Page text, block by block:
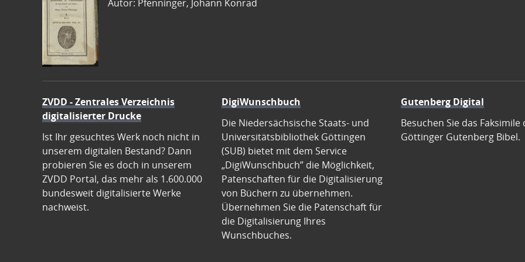
Autor: Pfenninger, Johann Konrad
ZVDD - Zentrales Verzeichnis
digitalisierter Drucke
Ist Ihr gesuchtes Werk noch nicht in
unserem digitalen Bestand? Dann
probieren Sie es doch in unserem
ZVDD Portal, das mehr als 1.600.000
bundesweit digitalisierte Werke
nachweist.
DigiWunschbuch
Die Niedersächsische Staats- und
Universitätsbibliothek Göttingen
(SUB) bietet mit dem Service
„DigiWunschbuch” die Möglichkeit,
Patenschaften für die Digitalisierung
von Büchern zu übernehmen.
Übernehmen Sie die Patenschaft für
die Digitalisierung Ihres
Wunschbuches.
Gutenberg Digital
Besuchen Sie das Faksimile
Göttinger Gutenberg Bibel.